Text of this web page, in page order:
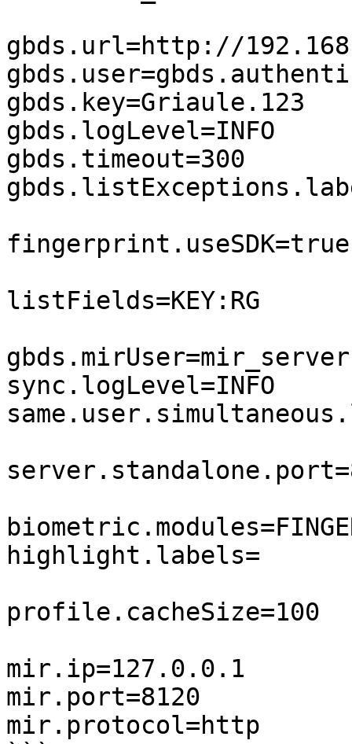
gbds.url=http://
gbds.key=Griaule.123
gbds.logLevel=INFO
gbds.timeout=300
fingerprint.useSDK=true
listFields=KEY:RG
gbds.mirUser=mir_server
sync.logLevel=INFO
highlight.labels=
profile.cacheSize=100
mir.ip=127.0.0.1
mir.port=8120
mir.protocol=http